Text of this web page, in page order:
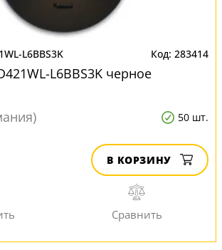
L6BBS3K 283414
L6BBS3K черное
50 шт.
В КОРЗИНУ